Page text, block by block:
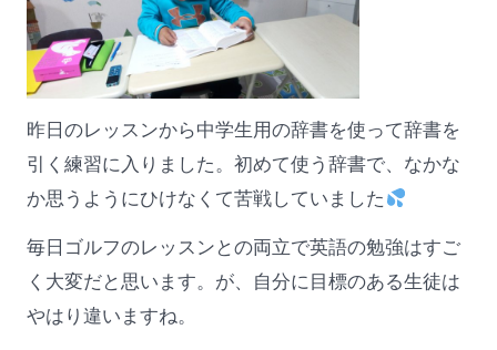
昨日のレッスンから中学生用の辞書を使って辞書を
引く練習に入りました。初めて使う辞書で、なかな
か思うようにひけなくて苦戦していました
毎日ゴルフのレッスンとの両立で英語の勉強はすご
く大変だと思います。が、自分に目標のある生徒は
やはり違いますね。